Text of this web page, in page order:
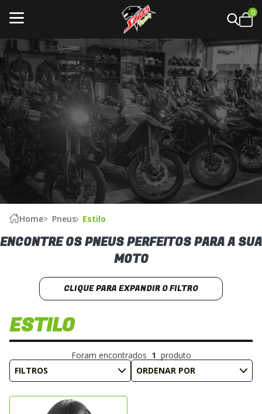
0
Home Pneus Estilo
ENCONTRE OS PNEUS PERFEITOS PARA A SUA
MOTO
CLIQUE PARA EXPANDIR O FILTRO
1.LARGURA
2.PERFIL
ESTILO
Foram encontrados 1 produto
FILTROS
ORDENAR POR